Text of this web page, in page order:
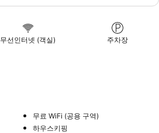
무선인터넷 (객실) 주차장
무료 WiFi (공용 구역)
하우스키핑